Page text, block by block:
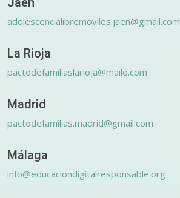
adolescencialibremoviles.jaen@gmail.com
La Rioja
pactodefamiliaslarioja@mailo.com
Madrid
pactodefamilias.madrid@gmail.com
Málaga
info@educaciondigitalresponsable.org